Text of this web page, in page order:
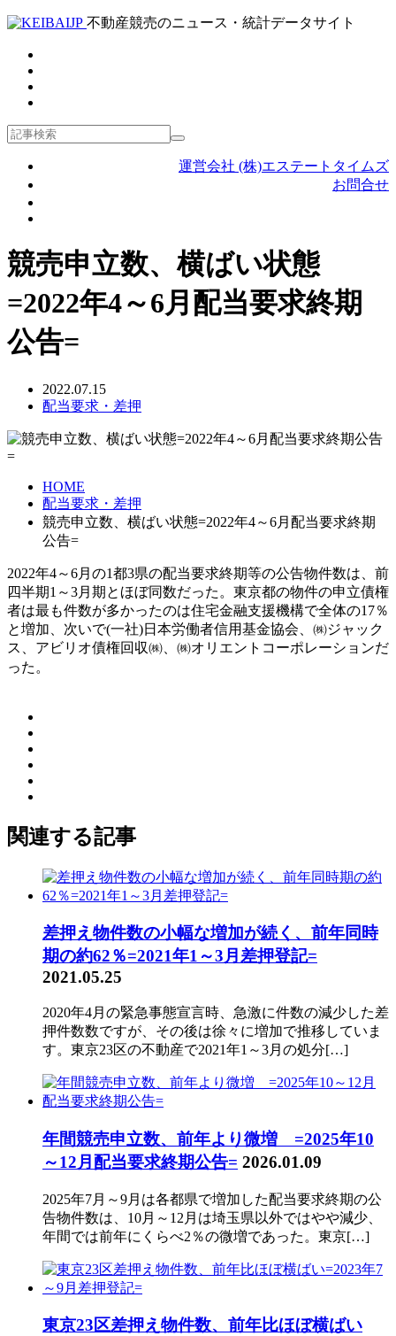
不動産競売のニュース・統計データサイト
運営会社 (株)エステートタイムズ
お問合せ
競売申立数、横ばい状態
=2022年4～6月配当要求終期
公告=
2022.07.15
配当要求・差押
HOME
配当要求・差押
競売申立数、横ばい状態=2022年4～6月配当要求終期
公告=
2022年4～6月の1都3県の配当要求終期等の公告物件数は、前
四半期1～3月期とほぼ同数だった。東京都の物件の申立債権
者は最も件数が多かったのは住宅金融支援機構で全体の17％
と増加、次いで(一社)日本労働者信用基金協会、㈱ジャック
ス、アビリオ債権回収㈱、㈱オリエントコーポレーションだ
った 。
関連する記事
差押え物件数の小幅な増加が続く、前年同時
期の約62％=2021年1～3月差押登記=
2021.05.25
2020年4月の緊急事態宣言時、急激に件数の減少した差
押件数数ですが、その後は徐々に増加で推移していま
す。東京23区の不動産で2021年1～3月の処分[…]
年間競売申立数、前年より微増 =2025年10
～12月配当要求終期公告= 2026.01.09
2025年7月～9月は各都県で増加した配当要求終期の公
告物件数は、10月～12月は埼玉県以外ではやや減少、
年間では前年にくらべ2％の微増であった。東京[…]
東京23区差押え物件数、前年比ほぼ横ばい